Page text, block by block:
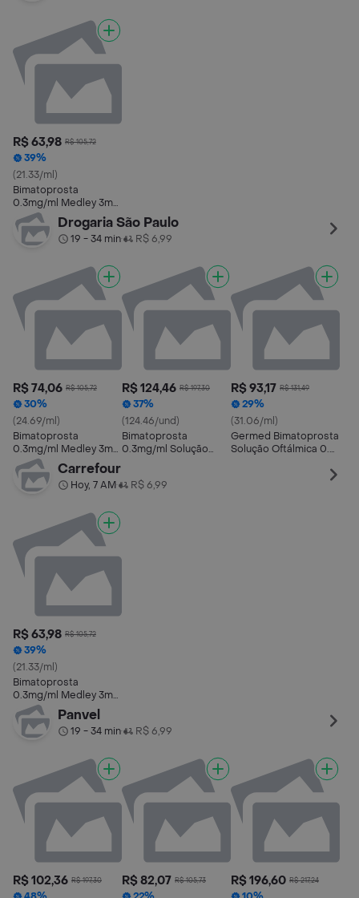
R$ 63,98 R$ 105,72
39%
(21.33/ml)
Bimatoprosta
0.3mg/ml Medley 3ml
Solução Oftálmica
Estéril
Drogaria São Paulo
19 - 34 min• R$ 6,99
R$ 74,06 R$ 105,72
30%
(24.69/ml)
Bimatoprosta
0.3mg/ml Medley 3ml
Solução Oftálmica
Estéril
R$ 124,46 R$ 197,30
37%
(124.46/und)
Bimatoprosta
0.3mg/ml Solução
R$ 93,17 R$ 131,49
29%
(31.06/ml)
Germed Bimatoprosta
Solução Oftálmica 0.3
Carrefour
Hoy, 7 AM• R$ 6,99
R$ 63,98 R$ 105,72
39%
(21.33/ml)
Bimatoprosta
0.3mg/ml Medley 3ml
Solução Oftálmica
Estéril
Panvel
19 - 34 min• R$ 6,99
R$ 102,36 R$ 197,30 R$ 82,07 R$ 105,73 R$ 196,60 R$ 217,24